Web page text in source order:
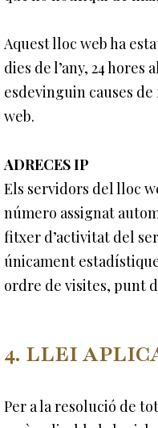
Aquest lloc web ha
dies de l’any, 24
esdevinguin causes
web.
ADRECES IP
Els servidors del lloc
número assignat
fitxer d’activitat del
únicament
ordre de visites, punt
4. LLEI
Per a la resolució de